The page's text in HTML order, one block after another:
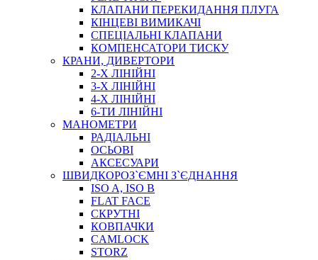
НЕЙЛОНОВІ
ПРОРЕЗИНЕНІ
АВТОТОВАРИ
АВТОХІМІЯ
ДОМКРАТИ
НАБОРИ ЗАПОБІЖНИКІВ, КЛЕМ, АКСЕСУАРІВ
НАСОСИ, КОМПРЕСОРИ, МАНОМЕТРИ
ПАСТА, АНТИСЕПТИК
ІНСТРУМЕНТ
КЛАПАНИ ПЕРЕКИДАННЯ ПЛУГА
КІНЦЕВІ ВИМИКАЧІ
СПЕЦІАЛЬНІ КЛАПАНИ
КОМПЕНСАТОРИ ТИСКУ
КРАНИ, ДИВЕРТОРИ
2-Х ЛІНІЙНІ
3-Х ЛІНІЙНІ
4-Х ЛІНІЙНІ
6-ТИ ЛІНІЙНІ
МАНОМЕТРИ
РАДІАЛЬНІ
ОСЬОВІ
АКСЕСУАРИ
ШВИДКОРОЗ`ЄМНІ З`ЄДНАННЯ
ISO A, ISO B
FLAT FACE
СКРУТНІ
КОВПАЧКИ
CAMLOCK
STORZ